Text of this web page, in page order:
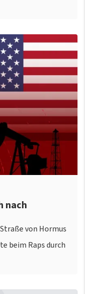
nach
von Hormus
beim Raps durch